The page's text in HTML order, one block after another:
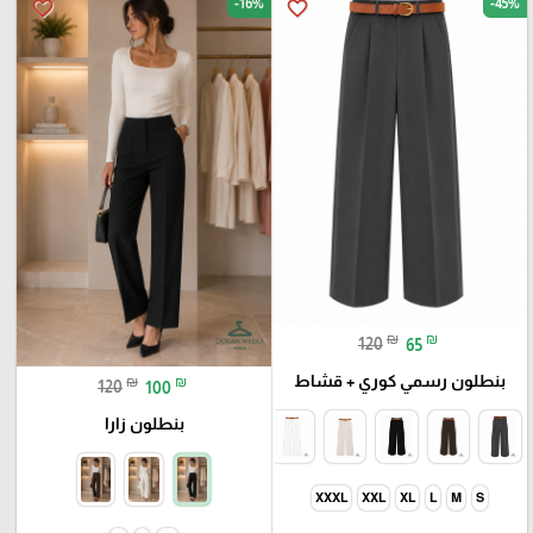
favorite_border -45%
120 ₪ 65 ₪
بنطلون رسمي كوري + قشاط
S
M
L
XL
XXL
XXXL
favorite_border -16%
120 ₪ 100 ₪
بنطلون زارا